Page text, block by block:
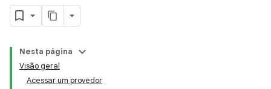
Nesta página
Visão geral
Acessar um provedor